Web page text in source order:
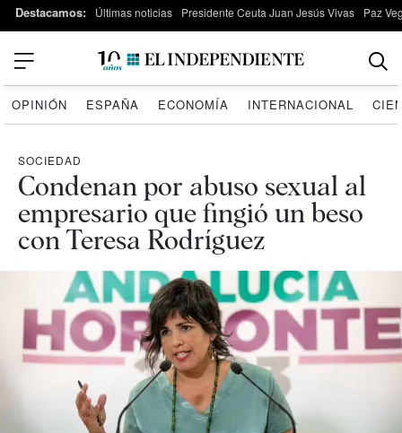
Destacamos: Últimas noticias Presidente Ceuta Juan Jesús Vivas Paz
OPINIÓN ESPAÑA ECONOMÍA INTERNACIONAL
SOCIEDAD
Condenan por abuso sexual al
empresario que fingió un beso
con Teresa Rodríguez